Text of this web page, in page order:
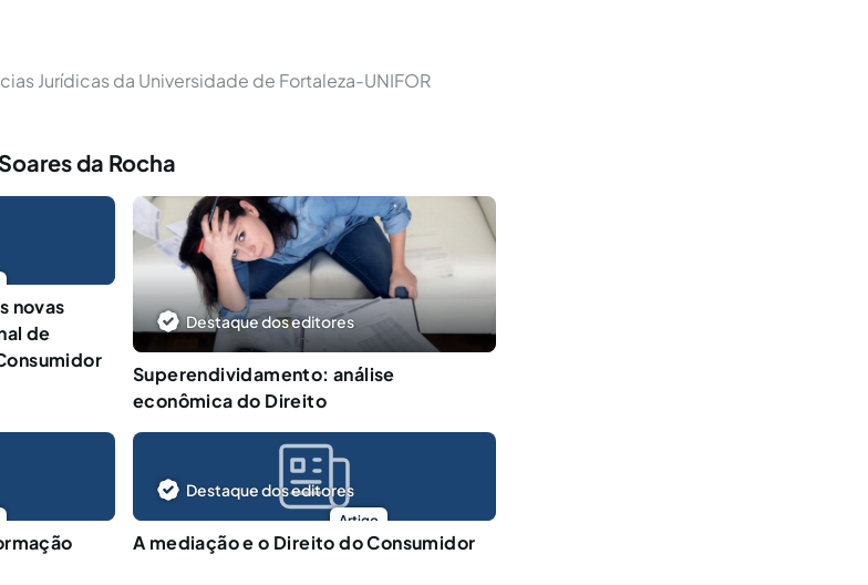
Jurídicas da Universidade de Fortaleza-UNIFOR
da Rocha
novas
de
Destaque dos editores
Superendividamento: análise
econômica do Direito
Artigo
Destaque dos editores
A mediação e o Direito do Consumidor